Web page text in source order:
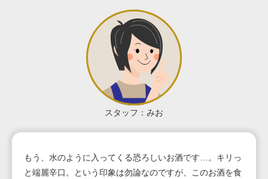
スタッフ：みお
もう、水のように入ってくる恐ろしいお酒です…。キリっ
と端麗辛口。という印象は勿論なのですが、このお酒を食